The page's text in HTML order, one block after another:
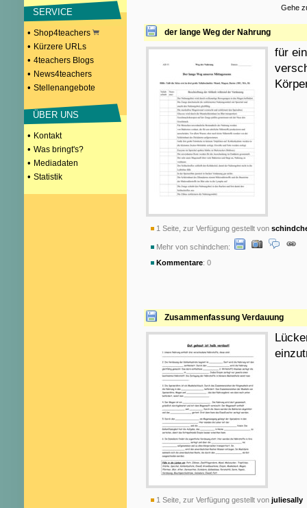
SERVICE
• Shop4teachers
• Kürzere URLs
• 4teachers Blogs
• News4teachers
• Stellenangebote
ÜBER UNS
• Kontakt
• Was bringt's?
• Mediadaten
• Statistik
Gehe
der lange Weg der Nahrung
für
1 Seite, zur Verfügung gestellt von
Mehr von schindchen:
Kommentare: 0
Zusammenfassung Verdauung
1 Seite, zur Verfügung gestellt von juliesally